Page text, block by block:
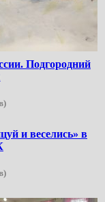
Подгородний
и веселись» в